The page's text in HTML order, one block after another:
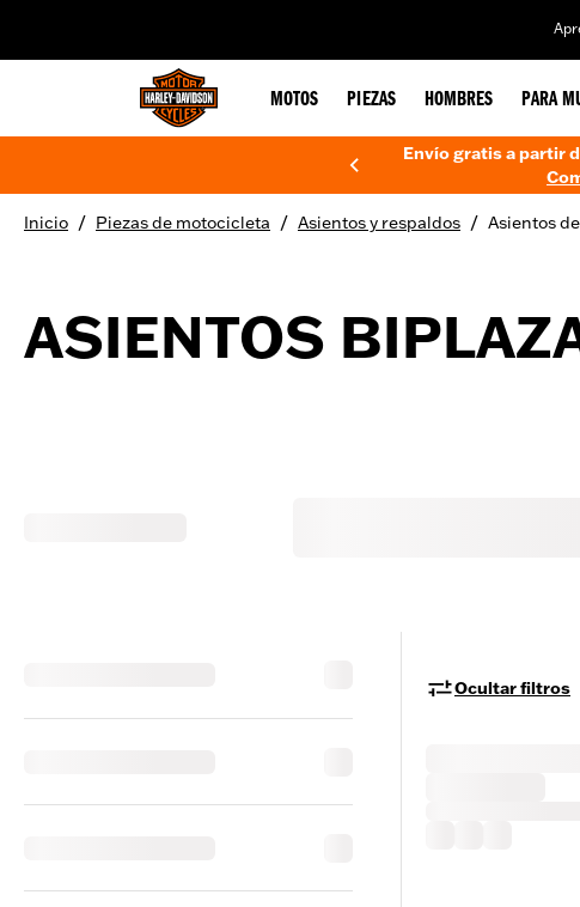
MOTOS PIEZAS HOMBRES PARA
Envío gratis a partir
Inicio / Piezas de motocicleta / Asientos y respaldos / Asientos
ASIENTOS
Ocultar filtros